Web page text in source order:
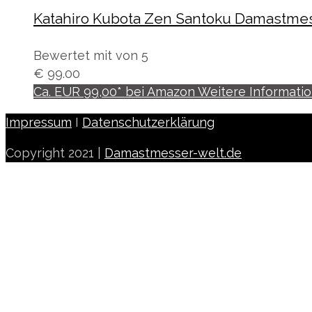
Katahiro Kubota Zen Santoku
Bewertet mit von 5
€ 99.00
Ca. EUR 99,00* bei Amazon Weitere
Impressum I Datenschutzerklärung
Copyright 2021 | Damastmesser-welt.de